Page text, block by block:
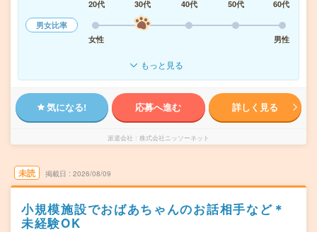
20代
30代 40代 50代
60代
男女比率
女性
男性
もっと見る
気になる! 応募へ進む 詳しく見る
派遣会社 株式会社ニッソーネット
未読 掲載日 2026/08/09
小規模施設でおばあちゃんのお話相手など＊
未経験OK